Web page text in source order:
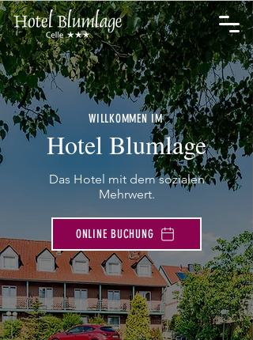
WILLKOMMEN IM
Hotel Blumlage
Das Hotel mit dem sozialen
Mehrwert.
ONLINE BUCHUNG